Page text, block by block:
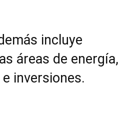
incluye
áreas de energía,
inversiones.